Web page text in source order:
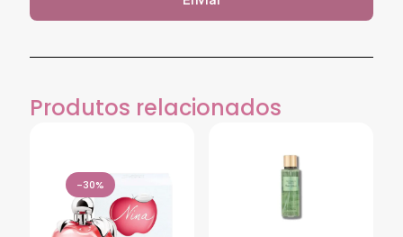
Produtos relacionados
-30%